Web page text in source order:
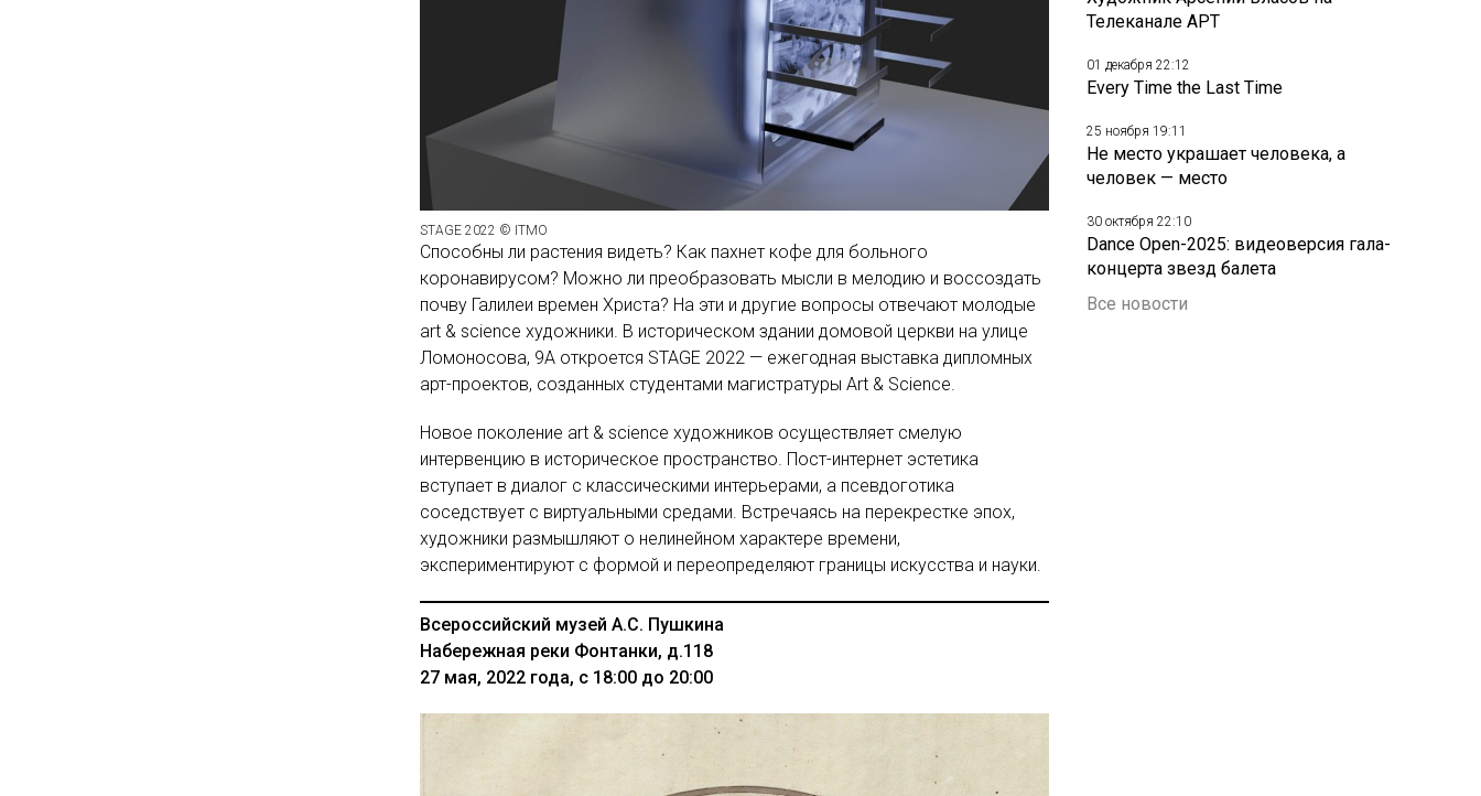
STAGE 2022 © ITMO
Способны ли растения видеть? Как пахнет кофе для больного
коронавирусом? Можно ли преобразовать мысли в мелодию и воссоздать
почву Галилеи времен Христа? На эти и другие вопросы отвечают молодые
art & science художники. В историческом здании домовой церкви на улице
Ломоносова, 9А откроется STAGE 2022 — ежегодная выставка дипломных
арт-проектов, созданных студентами магистратуры Art & Science.
Новое поколение art & science художников осуществляет смелую
интервенцию в историческое пространство. Пост-интернет эстетика
вступает в диалог с классическими интерьерами, а псевдоготика
соседствует с виртуальными средами. Встречаясь на перекрестке эпох,
художники размышляют о нелинейном характере времени,
экспериментируют с формой и переопределяют границы искусства и науки.
Всероссийский музей А.С. Пушкина
Набережная реки Фонтанки, д.118
27 мая, 2022 года, с 18:00 до 20:00
Телеканале АРТ
01 декабря 22:12
Every Time the Last Time
25 ноября 19:11
Не место украшает человека, а
человек — место
30 октября 22:10
Dance Open-2025: видеоверсия гала-
концерта звезд балета
Все новости